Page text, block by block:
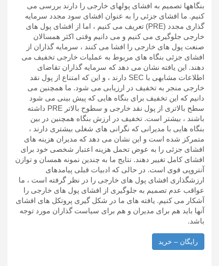
بنگاهها تصمیم به افشای پولهای خارجی را دارند بررسی می
کنیم. ما افشای جزئی را به عنوان افشای سود مجدد سرمایه
گذاری مجدد (PRE) تعریف می کنیم ، اما از افشای پول های
خارجی جلوگیری می کنیم و می دانیم وقتی اکثر همسالان
صنعت پول های خارجی را افشا می کنند ، سرمایه گذاران از
افشای جزئی بنگاه های مربوط به عملیات خارجی تخفیف می
دهند. این یافته نشان می دهد که سرمایه گذاران تقاضای
اطلاعات مشابهی با SEC دارند ، و این که امتناع از پول نقد
خارجی منجر به تخفیف در ارزیابی می شود. ما همچنین می
دانیم که این تخفیف برای بنگاه هایی که پیش بینی می شود
سطح بالاتری از پول نقد خارجی و سطوح بالاتر PRE داشته
باشند ، بیشتر است. تخفیف در ارزش بنگاه همچنین در بین
بنگاه هایی با مدیرانی که نگرانی های شغلی بیشتری دارند ،
متمرکز شده است و این نشان می دهد که مدیران هزینه های
افشای جزئی را به عوض تحمل هزینه اعتبار شخصی خود برای
افشای کامل تغییر دهند. نتایج ما به چندین نمونه همسان و توازن
آنتروپی قوی است. در حالی که ادبیات قبلی پیامدهای
ارزشگذاری افشای پول های خارجی را در نظر گرفته است ، ما
عواقب عدم تصمیم به جلوگیری از افشای پول های خارجی را
آشکار می کنیم. یافته های ما در شکل گیری پروتکل های افشای
آنها باید هم برای مدیران و هم برای سیاست گذاران مورد توجه
باشد.
رایگان – خرید